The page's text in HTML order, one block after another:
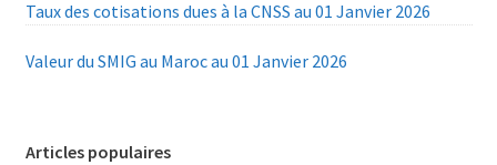
Taux des cotisations dues à la CNSS au 01 Janvier 2026
Valeur du SMIG au Maroc au 01 Janvier 2026
Articles populaires